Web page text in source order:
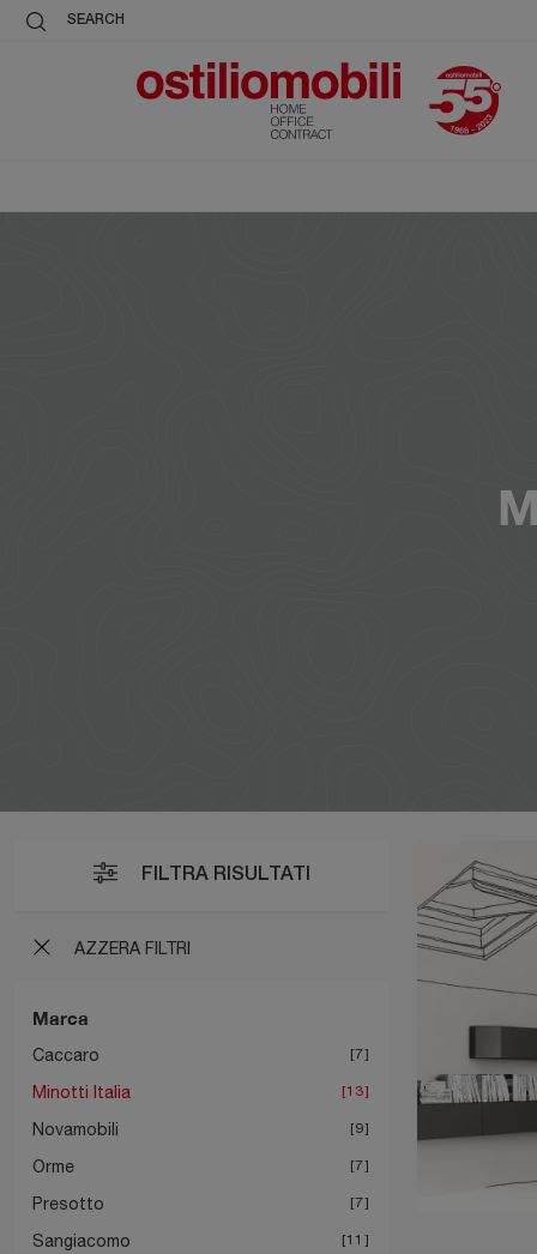
SEARCH
FILTRA RISULTATI
AZZERA FILTRI
Marca
Caccaro 7
Minotti Italia 13
Novamobili 9
Orme 7
Presotto 7
Sangiacomo 11